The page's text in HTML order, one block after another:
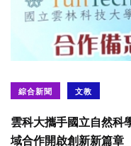
綜合新聞 文教
雲科大攜手國立自然科
域合作開啟創新新篇章